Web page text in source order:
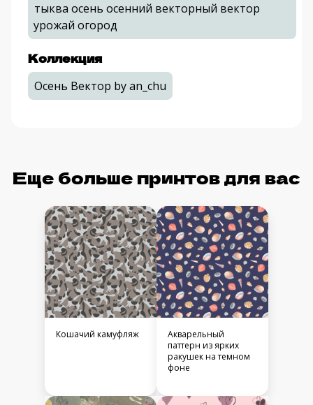
тыква осень осенний векторный вектор
урожай огород
Коллекция
Осень Вектор by an_chu
Еще больше принтов для вас
Кошачий камуфляж
Акварельный
паттерн из ярких
ракушек на темном
фоне